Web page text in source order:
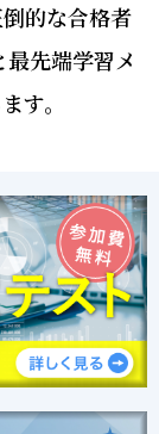
的な合格者
先端学習メ
す。